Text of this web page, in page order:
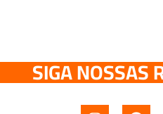
SIGA NOSSAS